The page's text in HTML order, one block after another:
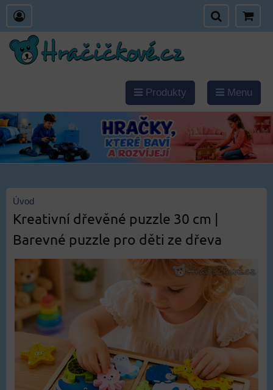
Produkty Menu
Úvod
Kreativní dřevěné puzzle 30 cm |
Barevné puzzle pro děti ze dřeva